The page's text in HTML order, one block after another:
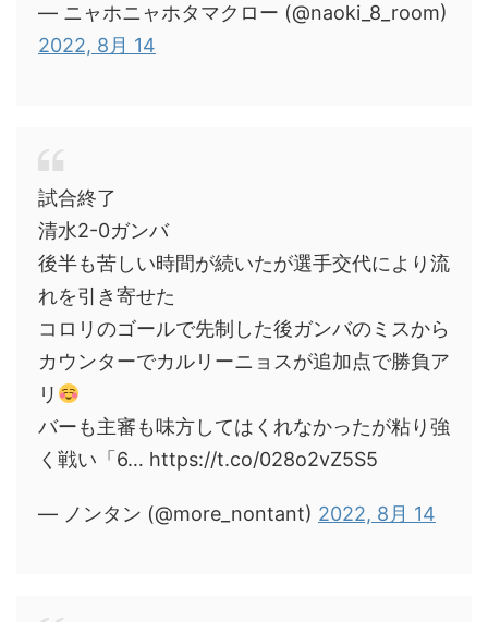
— ニャホニャホタマクロー (@naoki_8_room)
2022, 8月 14
試合終了
清水2-0ガンバ
後半も苦しい時間が続いたが選手交代により流
れを引き寄せた
コロリのゴールで先制した後ガンバのミスから
カウンターでカルリーニョスが追加点で勝負ア
リ
バーも主審も味方してはくれなかったが粘り強
く戦い「6… https://t.co/028o2vZ5S5
— ノンタン (@more_nontant) 2022, 8月 14